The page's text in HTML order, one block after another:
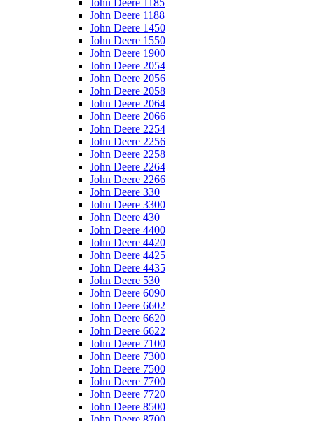
John Deere 1185
John Deere 1188
John Deere 1450
John Deere 1550
John Deere 1900
John Deere 2054
John Deere 2056
John Deere 2058
John Deere 2064
John Deere 2066
John Deere 2254
John Deere 2256
John Deere 2258
John Deere 2264
John Deere 2266
John Deere 330
John Deere 3300
John Deere 430
John Deere 4400
John Deere 4420
John Deere 4425
John Deere 4435
John Deere 530
John Deere 6090
John Deere 6602
John Deere 6620
John Deere 6622
John Deere 7100
John Deere 7300
John Deere 7500
John Deere 7700
John Deere 7720
John Deere 8500